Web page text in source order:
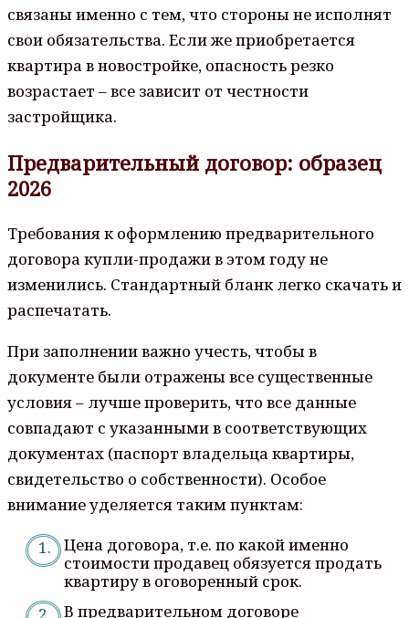
связаны именно с тем, что стороны не исполнят
свои обязательства. Если же приобретается
квартира в новостройке, опасность резко
возрастает – все зависит от честности
застройщика.
Предварительный договор: образец
2026
Требования к оформлению предварительного
договора купли-продажи в этом году не
изменились. Стандартный бланк легко скачать и
распечатать.
При заполнении важно учесть, чтобы в
документе были отражены все существенные
условия – лучше проверить, что все данные
совпадают с указанными в соответствующих
документах (паспорт владельца квартиры,
свидетельство о собственности). Особое
внимание уделяется таким пунктам:
Цена договора, т.е. по какой именно
стоимости продавец обязуется продать
квартиру в оговоренный срок.
В предварительном договоре